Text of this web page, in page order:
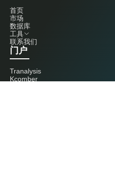
首页
市场
数据库
工具
联系我们
门户
Tranalysis
Kcomber